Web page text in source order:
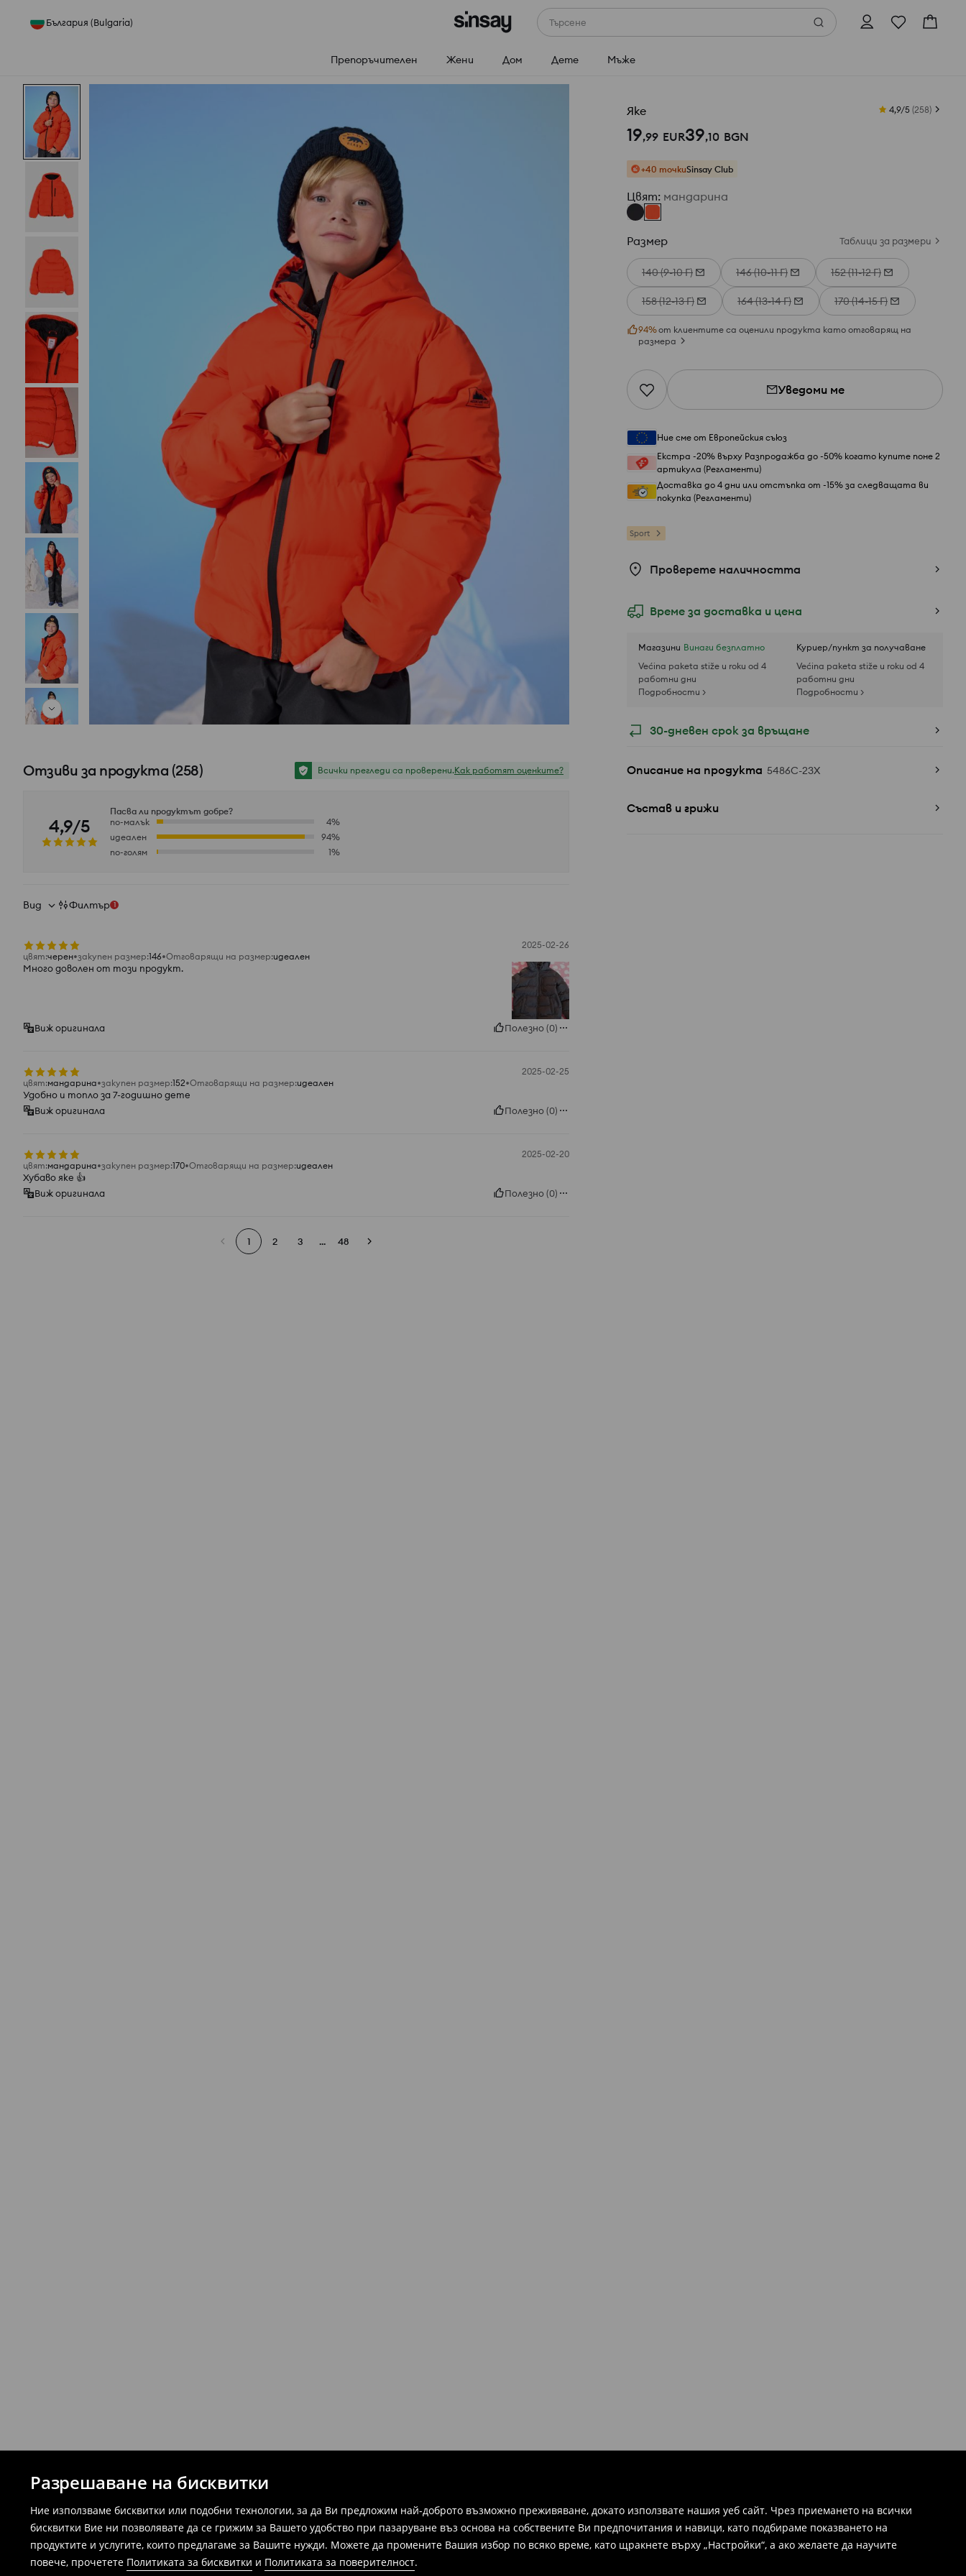
Разрешаване на бисквитки
Ние използваме бисквитки или подобни технологии, за да Ви предложим най-доброто възможно преживяване, докато използвате нашия уеб сайт. Чрез приемането на всички
бисквитки Вие ни позволявате да се грижим за Вашето удобство при пазаруване въз основа на собствените Ви предпочитания и навици, като подбираме показването на
продуктите и услугите, които предлагаме за Вашите нужди. Можете да промените Вашия избор по всяко време, като щракнете върху „Настройки“, а ако желаете да научите
повече, прочетете Политиката за бисквитки и Политиката за поверителност.
България (Bulgaria) Търсене
Препоръчителен Жени Дом Дете Мъже
Яке 4,9/5 (258)
19,99 EUR39,10 BGN
+40 точкиSinsay Club
Цвят: мандарина
Размер Таблици за размери
140 (9-10 Г) 146 (10-11 Г) 152 (11-12 Г)
158 (12-13 Г) 164 (13-14 Г) 170 (14-15 Г)
94%от клиентите са оценили продукта като отговарящ на
размера
Уведоми ме
Ние сме от Европейския съюз
Екстра -20% върху Разпродажба до -50% когато купите поне 2
артикула (Регламенти)
Доставка до 4 дни или отстъпка от -15% за следващата ви
покупка (Регламенти)
Sport
Проверете наличността
Време за доставка и цена
Магазини Винаги безплатно
Većina paketa stiže u roku od 4
работни дни
Подробности >
Куриер/пункт за получаване
Većina paketa stiže u roku od 4
работни дни
Подробности >
30-дневен срок за връщане
Описание на продукта 5486C-23X
Състав и грижи
Отзиви за продукта (258) Всички прегледи са проверени.Как работят оценките?
4,9/5
Пасва ли продуктът добре?
по-малък
4%
идеален
94%
по-голям
1%
Вид Филтър 1
2025-02-26
цвят:черeн закупен размер:146 Отговарящи на размер:идеален
Много доволен от този продукт.
Виж оригинала Полезно(0)
2025-02-25
цвят:мандарина закупен размер:152 Отговарящи на размер:идеален
Удобно и топло за 7-годишно дете
Виж оригинала
Полезно(0)
2025-02-20
цвят:мандарина закупен размер:170 Отговарящи на размер:идеален
Хубаво яке 👍️
Виж оригинала
Полезно(0)
1 2 3 ... 48